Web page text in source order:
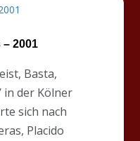
2001
Basta,
in der Kölner
sich nach
Placido